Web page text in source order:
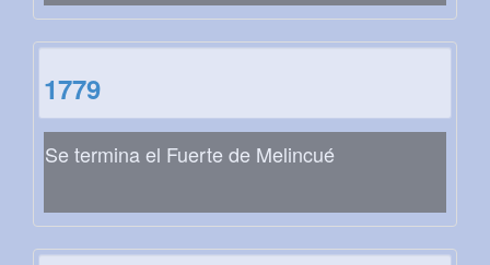
1779
Se termina el Fuerte de Melincué